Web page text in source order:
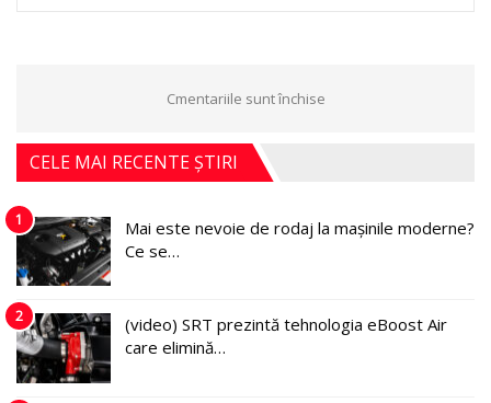
Cmentariile sunt închise
CELE MAI RECENTE ȘTIRI
1
Mai este nevoie de rodaj la mașinile moderne?
Ce se…
2
(video) SRT prezintă tehnologia eBoost Air
care elimină…